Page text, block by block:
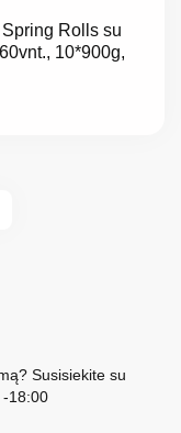
Rolls su
10*900g,
page
Susisiekite su
-18:00